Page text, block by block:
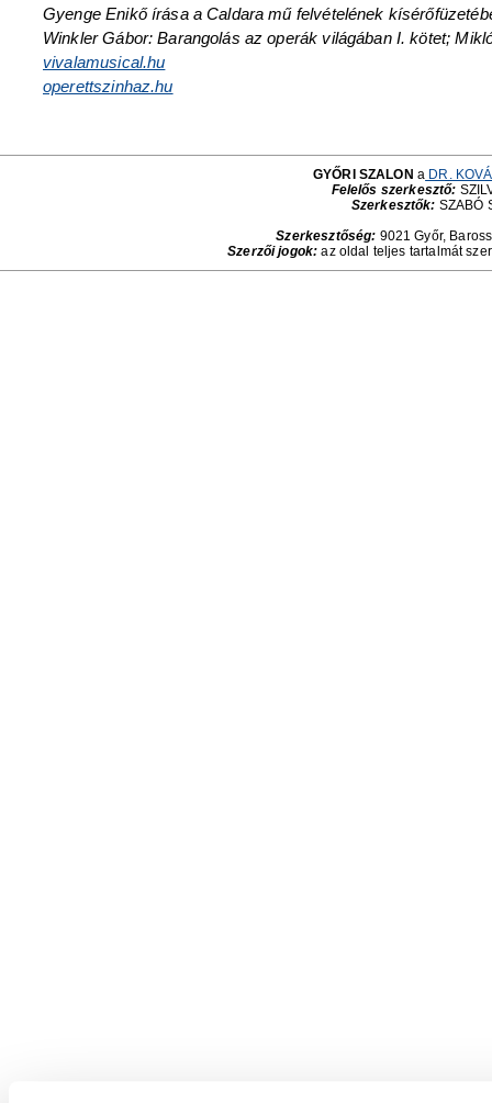
Gyenge Enikő írása a Caldara mű felvételének
Winkler Gábor: Barangolás az operák világában I. kötet;
vivalamusical.hu
operettszinhaz.hu
GYŐRI SZALON a DR.
Felelős szerkesztő:
Szerkesztők: SZABÓ
Szerkesztőség: 9021 Győr,
Szerzői jogok: az oldal teljes tartalmát